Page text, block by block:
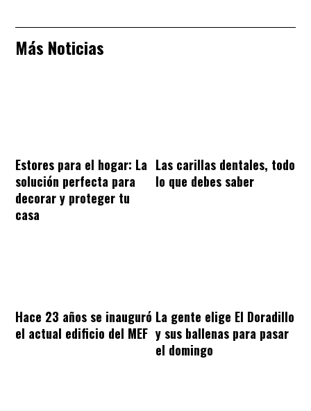
Más Noticias
Estores para el hogar: La
solución perfecta para
decorar y proteger tu
casa
Las carillas dentales, todo
lo que debes saber
Hace 23 años se inauguró
el actual edificio del MEF
La gente elige El Doradillo
y sus ballenas para pasar
el domingo